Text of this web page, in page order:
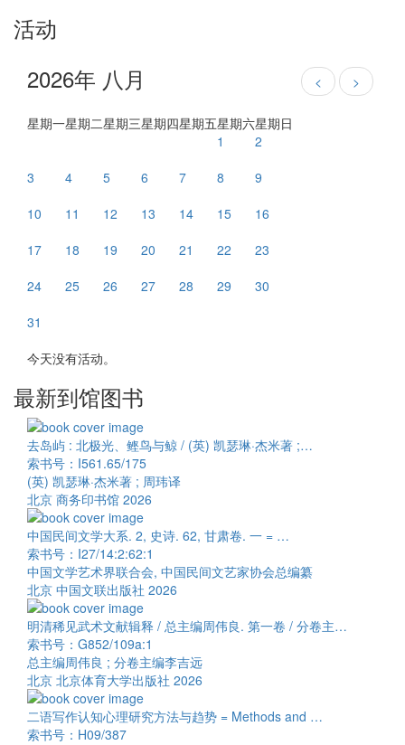
活动
2026年 八月
< >
星期一星期二星期三星期四星期五星期六星期日
1
2
3
4 5 6 7 8
9
10
11 12 13 14 15
16
17
18 19 20 21 22
23
24
25 26 27 28 29
30
31
今天没有活动。
最新到馆图书
去岛屿 : 北极光、鲣鸟与鲸 / (英) 凯瑟琳·杰米著 ;…
索书号：I561.65/175
(英) 凯瑟琳·杰米著 ; 周玮译
北京 商务印书馆 2026
中国民间文学大系. 2, 史诗. 62, 甘肃卷. 一 = …
索书号：I27/14:2:62:1
中国文学艺术界联合会, 中国民间文艺家协会总编纂
北京 中国文联出版社 2026
明清稀见武术文献辑释 / 总主编周伟良. 第一卷 / 分卷主…
索书号：G852/109a:1
总主编周伟良 ; 分卷主编李吉远
北京 北京体育大学出版社 2026
二语写作认知心理研究方法与趋势 = Methods and …
索书号：H09/387